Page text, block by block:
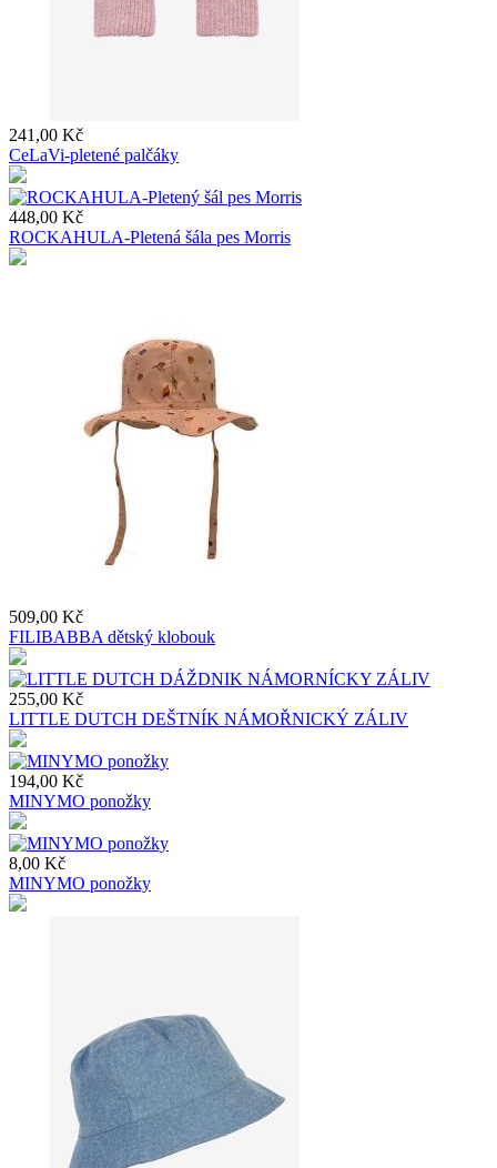
241,00 Kč
CeLaVi-pletené palčáky
448,00 Kč
ROCKAHULA-Pletená šála pes Morris
509,00 Kč
FILIBABBA dětský klobouk
255,00 Kč
LITTLE DUTCH DEŠTNÍK NÁMOŘNICKÝ ZÁLIV
194,00 Kč
MINYMO ponožky
8,00 Kč
MINYMO ponožky